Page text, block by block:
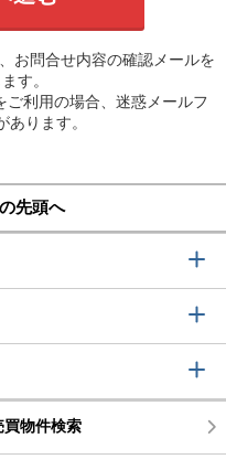
お問合せ内容の確認メールを
す。
利用の場合、迷惑メールフ
あります。
先頭へ
買物件検索